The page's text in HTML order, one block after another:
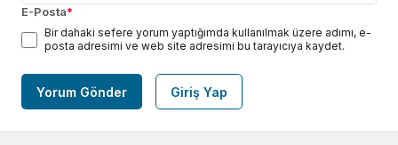
E-Posta*
Bir dahaki sefere yorum yaptığımda kullanılmak üzere adımı, e-
posta adresimi ve web site adresimi bu tarayıcıya kaydet.
Yorum Gönder Giriş Yap